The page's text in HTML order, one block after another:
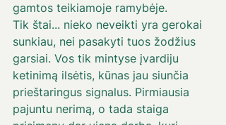
gamtos teikiamoje ramybėje.
Tik štai... nieko neveikti yra gerokai
sunkiau, nei pasakyti tuos žodžius
garsiai. Vos tik mintyse įvardiju
ketinimą ilsėtis, kūnas jau siunčia
prieštaringus signalus. Pirmiausia
pajuntu nerimą, o tada staiga